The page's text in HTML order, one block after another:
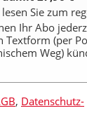
Sie zum
Ihr Abo
Textform (per
Weg)
, Datenschutz-